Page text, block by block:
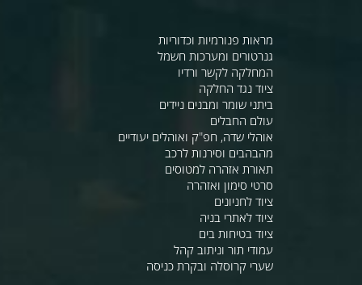
מראות פנורמיות וכדוריות
גנרטורים ומערכות חשמל
המחלקה לקשר ורדיו
ציוד נגד החלקה
ביתני שומר ומבנים ניידים
עולם החבלים
אוהלי שדה, חפ"ק ואוהלים יעודיים
מהבהבים וסירנות לרכב
תאורת אזהרה למטוסים
סרטי סימון ואזהרה
ציוד לחניונים
ציוד לאתרי בניה
ציוד בטיחות בים
עמודי תור וניתוב קהל
שערי קרוסלה ובקרת כניסה